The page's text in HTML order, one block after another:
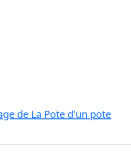
de La Pote d'un pote